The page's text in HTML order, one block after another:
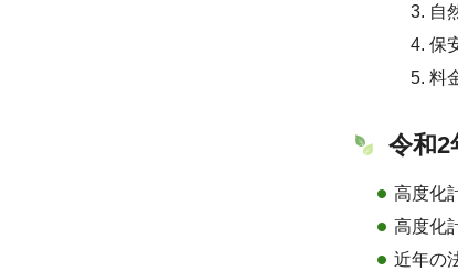
自
保
料
令和2
高度化
高度化
近年の